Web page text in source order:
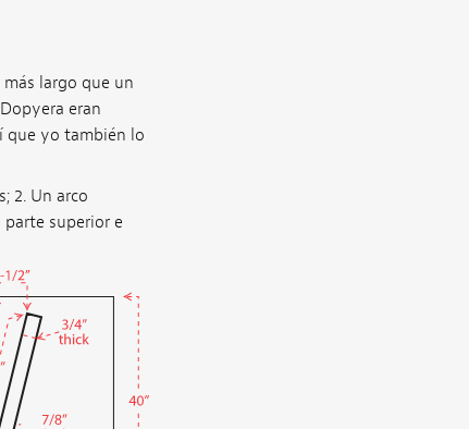
largo que un
eran
que yo también lo
2. Un arco
superior e